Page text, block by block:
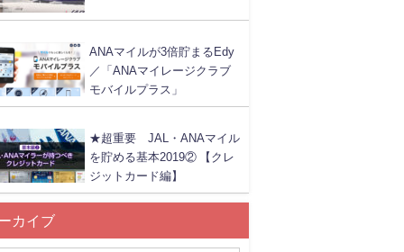
ANAマイルが3倍貯まるEdy
／「ANAマイレージクラブ
モバイルプラス」
★超重要 JAL・ANAマイル
を貯める基本2019② 【クレ
ジットカード編】
カイブ